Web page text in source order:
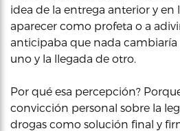
idea de la entrega anterior y en
aparecer como profeta o a
anticipaba que nada
uno y la llegada de otro.
Por qué esa percepción?
convicción personal sobre la
drogas como solución final y